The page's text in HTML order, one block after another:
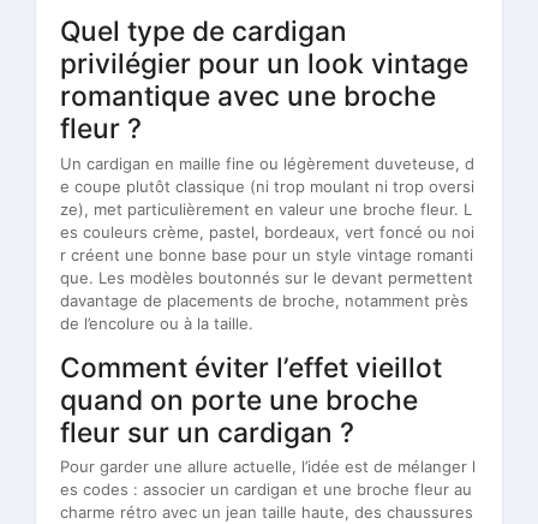
Quel type de cardigan
privilégier pour un look vintage
romantique avec une broche
fleur ?
Un cardigan en maille fine ou légèrement duveteuse, d
e coupe plutôt classique (ni trop moulant ni trop oversi
ze), met particulièrement en valeur une broche fleur. L
es couleurs crème, pastel, bordeaux, vert foncé ou noi
r créent une bonne base pour un style vintage romanti
que. Les modèles boutonnés sur le devant permettent
davantage de placements de broche, notamment près
de l’encolure ou à la taille.
Comment éviter l’effet vieillot
quand on porte une broche
fleur sur un cardigan ?
Pour garder une allure actuelle, l’idée est de mélanger l
es codes : associer un cardigan et une broche fleur au
charme rétro avec un jean taille haute, des chaussures